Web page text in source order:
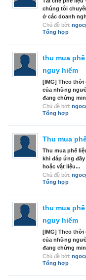
chúng tôi
ở các doanh
Chủ đề bởi:
Tổng hợp
thu mua
nguy hiểm
[IMG] Theo
của những
đang chứng
Chủ đề bởi:
Tổng hợp
Thu mua
Thu mua phế
khi đáp ứng
hoặc vật liệu...
Chủ đề bởi:
Tổng hợp
thu mua
nguy hiểm
[IMG] Theo
của những
đang chứng
Chủ đề bởi:
Tổng hợp